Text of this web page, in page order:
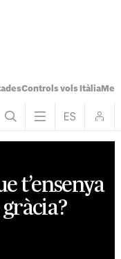
Controls vols Itàlia
t’ensenya